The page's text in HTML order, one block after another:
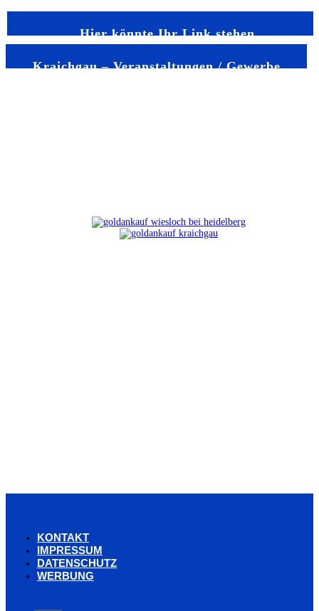
Hier könnte Ihr Link stehen
Kraichgau – Veranstaltungen / Gewerbe
KONTAKT
IMPRESSUM
DATENSCHUTZ
WERBUNG